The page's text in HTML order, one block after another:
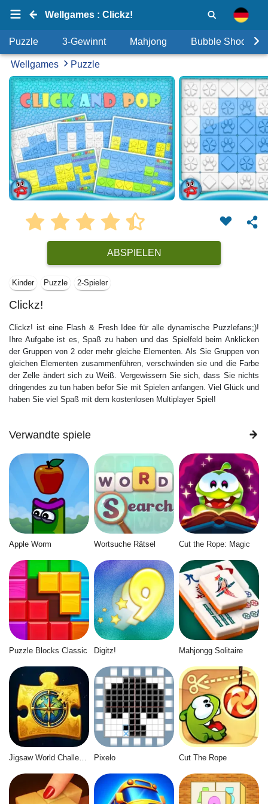
Wellgames : Clickz!
Puzzle 3-Gewinnt Mahjong Bubble Shooter
Wellgames Puzzle
ABSPIELEN
Kinder Puzzle 2-Spieler
Clickz!
Clickz! ist eine Flash & Fresh Idee für alle dynamische Puzzlefans;)!
Ihre Aufgabe ist es, Spaß zu haben und das Spielfeld beim Anklicken
der Gruppen von 2 oder mehr gleiche Elementen. Als Sie Gruppen von
gleichen Elementen zusammenführen, verschwinden sie und die Farbe
der Zelle ändert sich zu Weiß. Vergewissern Sie sich, dass Sie nichts
dringendes zu tun haben befor Sie mit Spielen anfangen. Viel Glück und
haben Sie viel Spaß mit dem kostenlosen Multiplayer Spiel!
Verwandte spiele
Apple Worm Wortsuche Rätsel Cut the Rope: Magic
Puzzle Blocks Classic Digitz! Mahjongg Solitaire
Pixelo Cut The Rope